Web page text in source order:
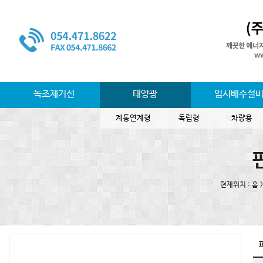
녹조제거선 태양광 임시배수설
계통연계형 독립형 차량용
현재위치 : 홈